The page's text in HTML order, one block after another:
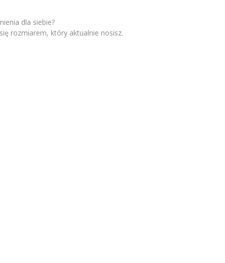
dla siebie?
rozmiarem, który aktualnie nosisz.